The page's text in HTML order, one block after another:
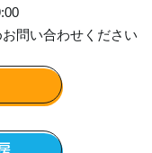
問い合わせください